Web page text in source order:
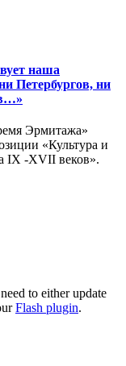
наша
Петербургов, ни
Эрмитажа»
«Культура и
IX -XVII веков».
to either update
Flash plugin.